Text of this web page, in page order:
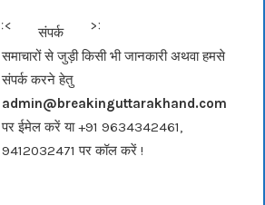
b
o
o
k
संपर्क
समाचारों से जुड़ी किसी भी जानकारी अथवा हमसे
संपर्क करने हेतु
admin@breakinguttarakhand.com
पर ईमेल करें या +91 9634342461,
9412032471 पर कॉल करें !